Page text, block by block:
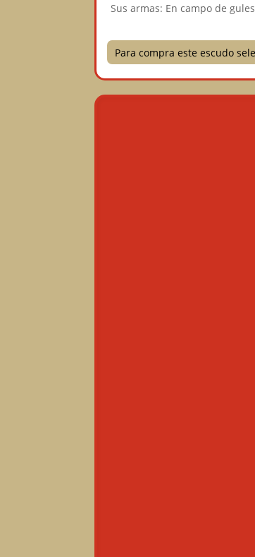
Sus armas: En campo de
Para compra este escudo